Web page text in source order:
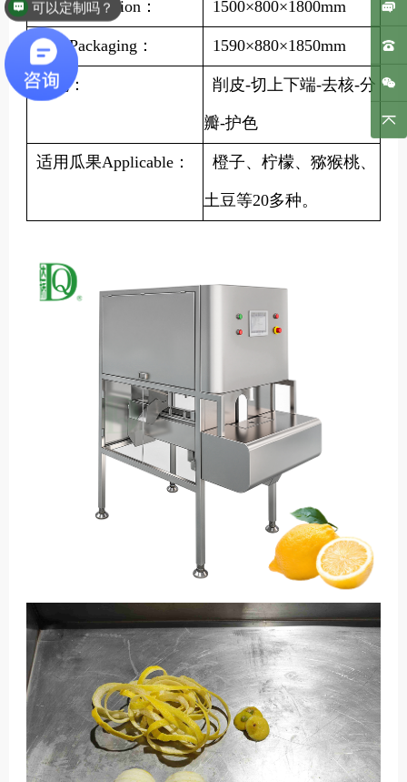
外形Dimension： 1500×800×1800mm
包装Packaging： 1590×880×1850mm
功能： 削皮-切上下端-去核-分
瓣-护色
适用瓜果Applicable： 橙子、柠檬、猕猴桃、
土豆等20多种。
可以定制吗？